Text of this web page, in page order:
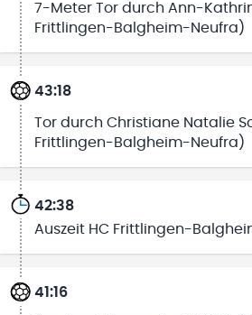
7-Meter Tor durch Ann-
Frittlingen-Balgheim-Neufra)
43:18
Tor durch Christiane Natalie
Frittlingen-Balgheim-Neufra)
42:38
Auszeit HC Frittlingen-
41:16